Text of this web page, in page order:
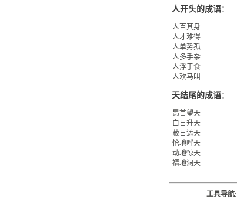
人开头的成语：
人百其身
人才难得
人单势孤
人多手杂
人浮于食
人欢马叫
天结尾的成语：
昂首望天
白日升天
蔽日遮天
怆地呼天
动地惊天
福地洞天
工具导航: